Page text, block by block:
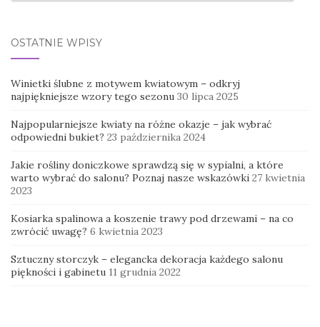
OSTATNIE WPISY
Winietki ślubne z motywem kwiatowym – odkryj
najpiękniejsze wzory tego sezonu 30 lipca 2025
Najpopularniejsze kwiaty na różne okazje – jak wybrać
odpowiedni bukiet? 23 października 2024
Jakie rośliny doniczkowe sprawdzą się w sypialni, a które
warto wybrać do salonu? Poznaj nasze wskazówki 27 kwietnia
2023
Kosiarka spalinowa a koszenie trawy pod drzewami – na co
zwrócić uwagę? 6 kwietnia 2023
Sztuczny storczyk – elegancka dekoracja każdego salonu
piękności i gabinetu 11 grudnia 2022